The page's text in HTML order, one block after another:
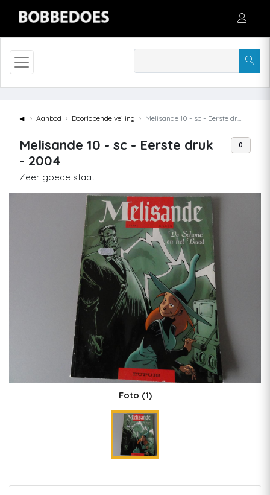
◄ Aanbod Doorlopende veiling Melisande 10 - sc - Eerste druk - 2004
Melisande 10 - sc - Eerste druk
- 2004
Zeer goede staat
0
Foto (1)